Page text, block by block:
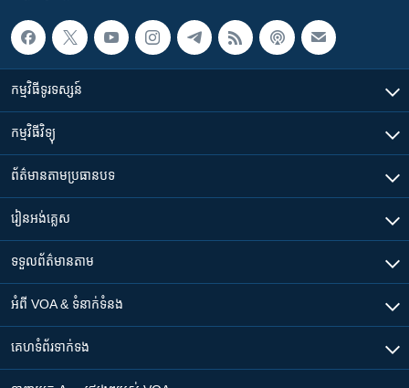
កម្មវិធី​ទូរទស្សន៍
កម្មវិធី​វិទ្យុ
ព័ត៌មាន​តាមប្រធានបទ​
រៀន​​អង់គ្លេស
ទទួល​ព័ត៌មាន​តាម
អំពី​ VOA & ទំនាក់ទំនង
គេហទំព័រ​​ទាក់ទង